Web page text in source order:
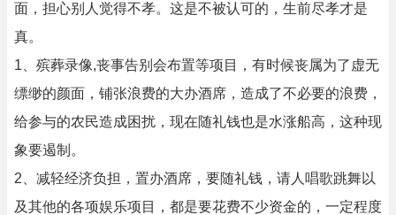
面，担心别人觉得不孝。这是不被认可的，生前尽孝才是
真。
1、殡葬录像,丧事告别会布置等项目，有时候丧属为了虚无
缥缈的颜面，铺张浪费的大办酒席，造成了不必要的浪费，
给参与的农民造成困扰，现在随礼钱也是水涨船高，这种现
象要遏制。
2、减轻经济负担，置办酒席，要随礼钱，请人唱歌跳舞以
及其他的各项娱乐项目，都是要花费不少资金的，一定程度